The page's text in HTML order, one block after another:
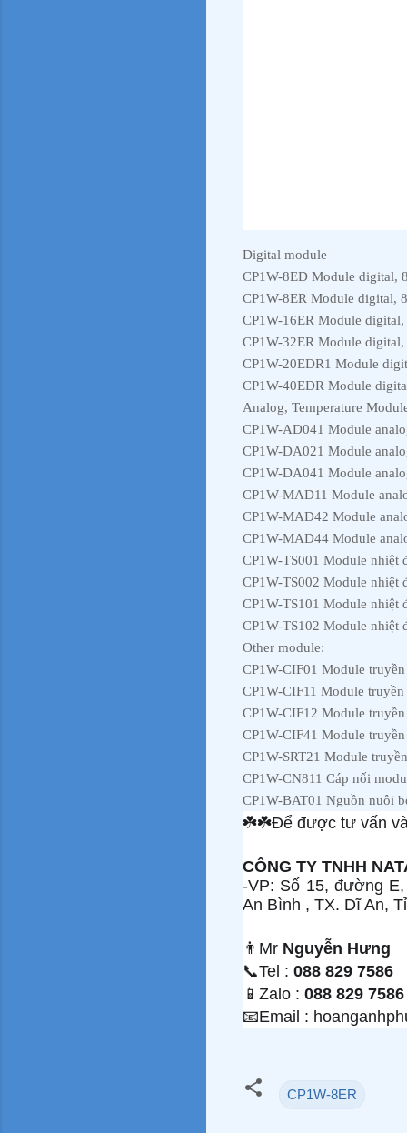
Digital module
CP1W-8ED Module digital,
CP1W-8ER Module digital,
CP1W-16ER Module
CP1W-32ER Module
CP1W-20EDR1 Module
CP1W-40EDR Module
Analog, Temperature
CP1W-AD041 Module
CP1W-DA021 Module
CP1W-DA041 Module
CP1W-MAD11 Module
CP1W-MAD42 Module
CP1W-MAD44 Module
CP1W-TS001 Module nhiệt
CP1W-TS002 Module nhiệt
CP1W-TS101 Module nhiệt
CP1W-TS102 Module nhiệt
Other module:
CP1W-CIF01 Module
CP1W-CIF11 Module
CP1W-CIF12 Module
CP1W-CIF41 Module
CP1W-SRT21 Module
CP1W-CN811 Cáp nối
CP1W-BAT01 Nguồn nuôi
☘☘Để được tư vấn
CÔNG TY TNHH
-VP: Số 15, đường
An Bình , TX. Dĩ An,
👨 Mr Nguyễn Hưng
📞Tel : 088 829 7586
📱 Zalo : 088 829 7586
📧Email :
CP1W-8ER